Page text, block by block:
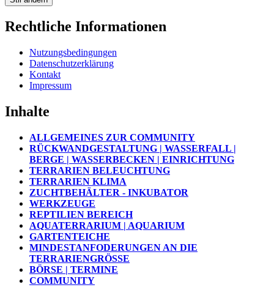
Rechtliche Informationen
Nutzungsbedingungen
Datenschutzerklärung
Kontakt
Impressum
Inhalte
ALLGEMEINES ZUR COMMUNITY
RÜCKWANDGESTALTUNG | WASSERFALL |
BERGE | WASSERBECKEN | EINRICHTUNG
TERRARIEN BELEUCHTUNG
TERRARIEN KLIMA
ZUCHTBEHÄLTER - INKUBATOR
WERKZEUGE
REPTILIEN BEREICH
AQUATERRARIUM | AQUARIUM
GARTENTEICHE
MINDESTANFODERUNGEN AN DIE
TERRARIENGRÖSSE
BÖRSE | TERMINE
COMMUNITY